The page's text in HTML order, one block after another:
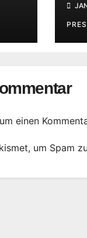
im
einen
um Spam